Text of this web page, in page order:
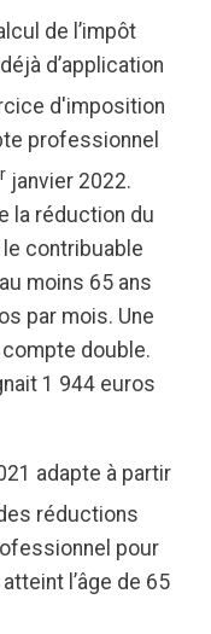
de l’impôt
d’application
d'imposition
professionnel
janvier 2022.
la réduction du
contribuable
moins 65 ans
par mois. Une
double.
1 944 euros
adapte à partir
réductions
pour
l’âge de 65